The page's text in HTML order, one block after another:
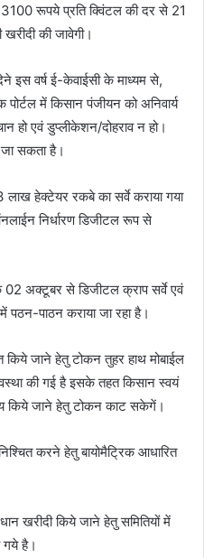
रूपये प्रति क्विंटल की दर से 21
की जावेगी।
इस वर्ष ई-केवाईसी के माध्यम से,
में किसान पंजीयन को अनिवार्य
हो एवं डुप्लीकेशन/दोहराव न हो।
सकता है।
हेक्टेयर रकबे का सर्वे कराया गया
निर्धारण डिजीटल रूप से
अक्टूबर से डिजीटल क्राप सर्वे एवं
पठन-पाठन कराया जा रहा है।
जाने हेतु टोकन तुहर हाथ मोबाईल
की गई है इसके तहत किसान स्वयं
किये जाने हेतु टोकन काट सकेगें।
करने हेतु बायोमैट्रिक आधारित
खरीदी किये जाने हेतु समितियों में
गये है।